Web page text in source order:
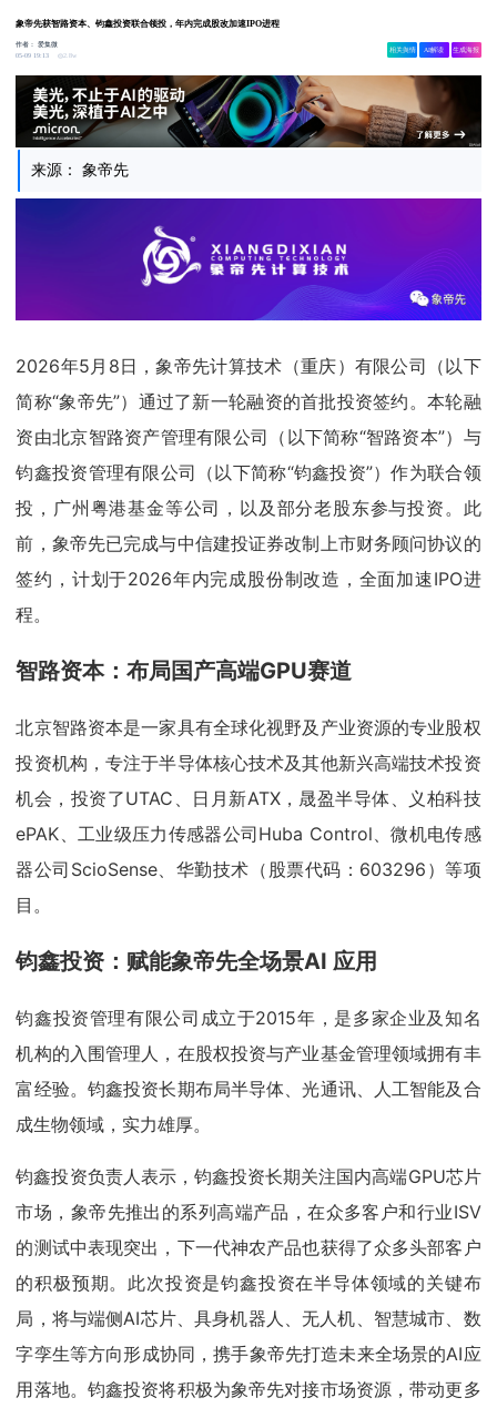
象帝先获智路资本、钧鑫投资联合领投，年内完成股改加速IPO进程
作者：爱集微
05-09 19:13
2.8w
相关舆情 AI解读 生成海报
来源： 象帝先
2026年5月8日，象帝先计算技术（重庆）有限公司（以下
简称“象帝先”）通过了新一轮融资的首批投资签约。本轮融
资由北京智路资产管理有限公司（以下简称“智路资本”）与
钧鑫投资管理有限公司（以下简称“钧鑫投资”）作为联合领
投，广州粤港基金等公司，以及部分老股东参与投资。此
前，象帝先已完成与中信建投证券改制上市财务顾问协议的
签约，计划于2026年内完成股份制改造，全面加速IPO进
程。
智路资本：布局国产高端GPU赛道
北京智路资本是一家具有全球化视野及产业资源的专业股权
投资机构，专注于半导体核心技术及其他新兴高端技术投资
机会，投资了UTAC、日月新ATX，晟盈半导体、义柏科技
ePAK、工业级压力传感器公司Huba Control、微机电传感
器公司ScioSense、华勤技术（股票代码：603296）等项
目。
钧鑫投资：赋能象帝先全场景AI 应用
钧鑫投资管理有限公司成立于2015年，是多家企业及知名
机构的入围管理人，在股权投资与产业基金管理领域拥有丰
富经验。钧鑫投资长期布局半导体、光通讯、人工智能及合
成生物领域，实力雄厚。
钧鑫投资负责人表示，钧鑫投资长期关注国内高端GPU芯片
市场，象帝先推出的系列高端产品，在众多客户和行业ISV
的测试中表现突出，下一代神农产品也获得了众多头部客户
的积极预期。此次投资是钧鑫投资在半导体领域的关键布
局，将与端侧AI芯片、具身机器人、无人机、智慧城市、数
字孪生等方向形成协同，携手象帝先打造未来全场景的AI应
用落地。钧鑫投资将积极为象帝先对接市场资源，带动更多